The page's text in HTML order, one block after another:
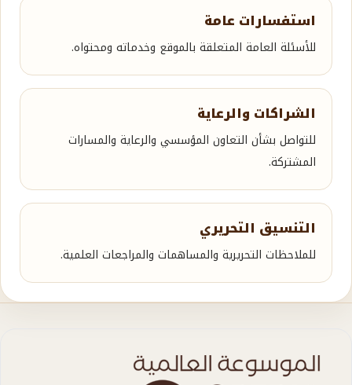
استفسارات عامة
للأسئلة العامة المتعلقة بالموقع وخدماته ومحتواه.
الشراكات والرعاية
للتواصل بشأن التعاون المؤسسي والرعاية والمسارات
المشتركة.
التنسيق التحريري
للملاحظات التحريرية والمساهمات والمراجعات العلمية.